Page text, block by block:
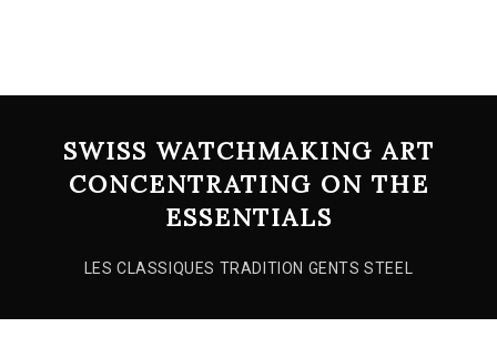
SWISS WATCHMAKING ART
CONCENTRATING ON THE
ESSENTIALS
LES CLASSIQUES TRADITION GENTS STEEL